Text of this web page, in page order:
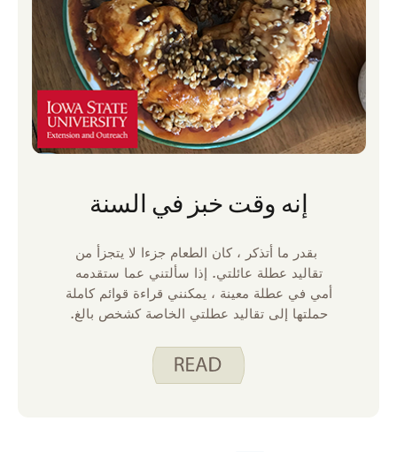
إنه وقت خبز في السنة
بقدر ما أتذكر ، كان الطعام جزءا لا يتجزأ من
تقاليد عطلة عائلتي. إذا سألتني عما ستقدمه
أمي في عطلة معينة ، يمكنني قراءة قوائم كاملة
حملتها إلى تقاليد عطلتي الخاصة كشخص بالغ.
الوصفات التي تلتصق بي بوضوح منذ طفولتي
والتي جعلت العطلات مميزة للغاية. يسمى الطبق